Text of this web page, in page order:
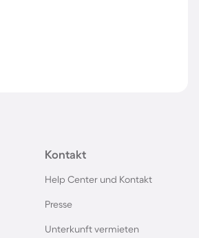
Kontakt
Help Center und Kontakt
Presse
Unterkunft vermieten